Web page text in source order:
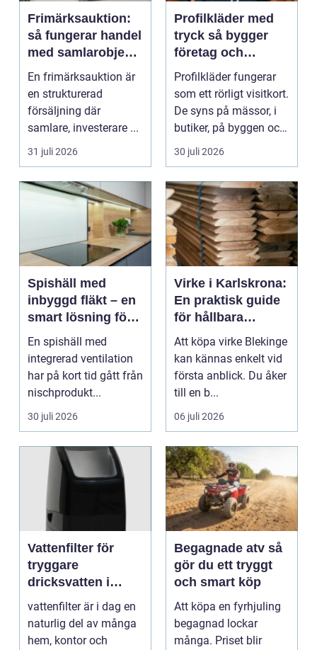
Frimärksauktion:
så fungerar handel
med samlarobjekt i
praktiken
En frimärksauktion är
en strukturerad
försäljning där
samlare, investerare ...
31 juli 2026
Profilkläder med
tryck så bygger
företag och
klubbar en
starkare identitet
Profilkläder fungerar
som ett rörligt visitkort.
De syns på mässor, i
butiker, på byggen och
längs v...
30 juli 2026
Spishäll med
inbyggd fläkt – en
smart lösning för
moderna kök
En spishäll med
integrerad ventilation
har på kort tid gått från
nischprodukt...
30 juli 2026
Virke i Karlskrona:
En praktisk guide
för hållbara
byggprojekt
Att köpa virke Blekinge
kan kännas enkelt vid
första anblick. Du åker
till en b...
06 juli 2026
Vattenfilter för
tryggare
dricksvatten i
vardagen
vattenfilter är i dag en
naturlig del av många
hem, kontor och
Begagnade atv så
gör du ett tryggt
och smart köp
Att köpa en fyrhjuling
begagnad lockar
många. Priset blir